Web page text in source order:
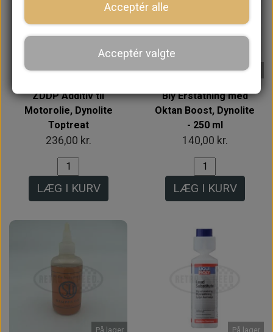
På lager
ZDDP Additiv til
Motorolie, Dynolite
Toptreat
236,00 kr.
LÆG I KURV
På lager
Bly Erstatning med
Oktan Boost, Dynolite
- 250 ml
140,00 kr.
LÆG I KURV
På lager På lager
Acceptér alle
Acceptér valgte